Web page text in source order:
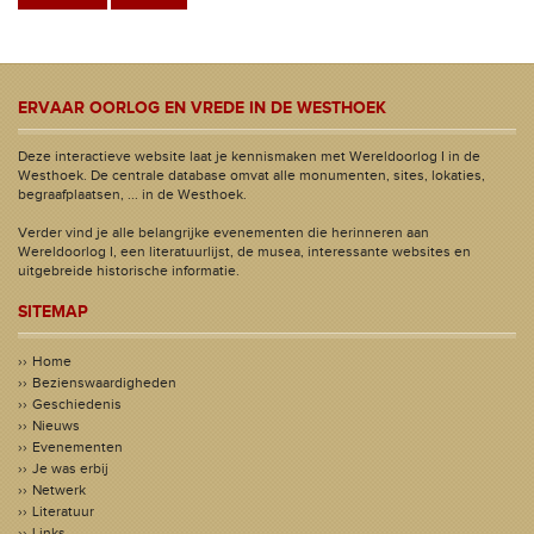
ERVAAR OORLOG EN VREDE IN DE WESTHOEK
Deze interactieve website laat je kennismaken met Wereldoorlog I in de
Westhoek. De centrale database omvat alle monumenten, sites, lokaties,
begraafplaatsen, ... in de Westhoek.
Verder vind je alle belangrijke evenementen die herinneren aan
Wereldoorlog I, een literatuurlijst, de musea, interessante websites en
uitgebreide historische informatie.
SITEMAP
Home
Bezienswaardigheden
Geschiedenis
Nieuws
Evenementen
Je was erbij
Netwerk
Literatuur